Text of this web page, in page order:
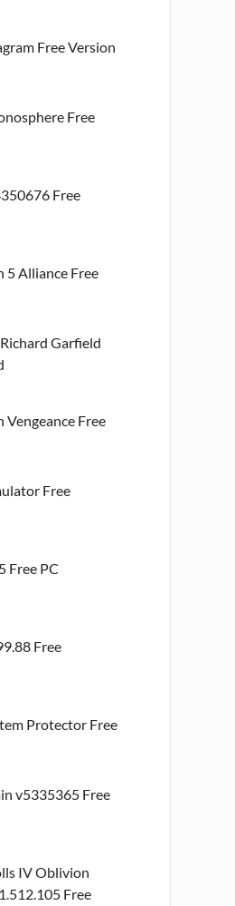
Free Version
Free
Free
5 Alliance Free
Garfield
Vengeance Free
Free
Free PC
Free
Protector Free
v5335365 Free
IV Oblivion
Free